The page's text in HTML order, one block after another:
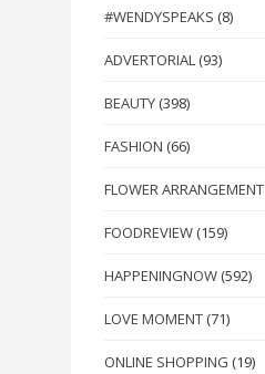
#WENDYSPEAKS (8)
ADVERTORIAL (93)
BEAUTY (398)
FASHION (66)
FLOWER ARRANGEMENT
FOODREVIEW (159)
HAPPENINGNOW (592)
LOVE MOMENT (71)
ONLINE SHOPPING (19)